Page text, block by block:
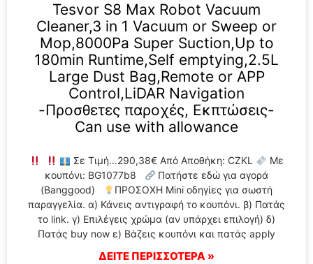
Tesvor S8 Max Robot Vacuum
Cleaner,3 in 1 Vacuum or Sweep or
Mop,8000Pa Super Suction,Up to
180min Runtime,Self emptying,2.5L
Large Dust Bag,Remote or APP
Control,LiDAR Navigation
-Προσθετες παροχές, Εκπτώσεις-
Can use with allowance
Σε Τιμή…290,38€ Από Αποθήκη: CZKL
Με
κουπόνι: BG1077b8
Πατήστε εδώ για αγορά
(Banggood)
ΠΡΟΣΟΧΗ Mini οδηγίες για σωστή
παραγγελία. α) Κάνεις αντιγραφή το κουπόνι. β) Πατάς
το link. γ) Επιλέγεις χρώμα (αν υπάρχει επιλογή) δ)
Πατάς buy now ε) Βάζεις κουπόνι και πατάς apply
ΔΕΙΤΕ ΠΕΡΙΣΣΟΤΕΡΑ »